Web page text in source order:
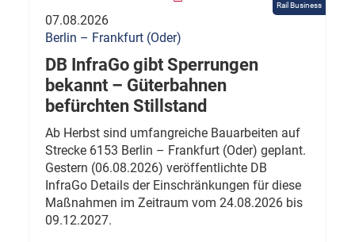
Rail Business
07.08.2026
Berlin – Frankfurt (Oder)
DB InfraGo gibt Sperrungen
bekannt – Güterbahnen
befürchten Stillstand
Ab Herbst sind umfangreiche Bauarbeiten auf
Strecke 6153 Berlin – Frankfurt (Oder) geplant.
Gestern (06.08.2026) veröffentlichte DB
InfraGo Details der Einschränkungen für diese
Maßnahmen im Zeitraum vom 24.08.2026 bis
09.12.2027.